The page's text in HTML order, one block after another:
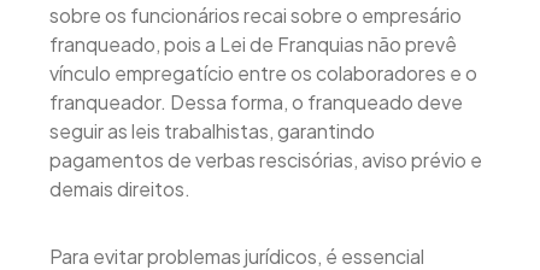
sobre os funcionários recai sobre o empresário
franqueado, pois a Lei de Franquias não prevê
vínculo empregatício entre os colaboradores e o
franqueador. Dessa forma, o franqueado deve
seguir as leis trabalhistas, garantindo
pagamentos de verbas rescisórias, aviso prévio e
demais direitos.
Para evitar problemas jurídicos, é essencial